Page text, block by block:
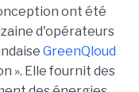
ont été
d'opérateurs
GreenQloud
». Elle fournit des